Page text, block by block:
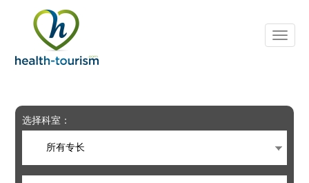
includes
system.
选择科室：
所有专长